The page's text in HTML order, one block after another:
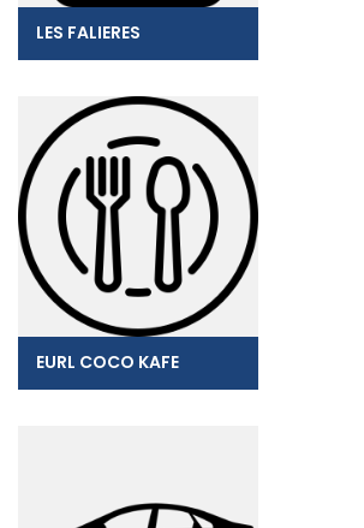
LES FALIERES
EURL COCO KAFE